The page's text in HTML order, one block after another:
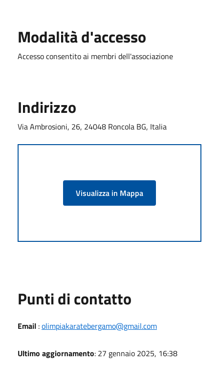
Modalità d'accesso
Accesso consentito ai membri dell'associazione
Indirizzo
Via Ambrosioni, 26, 24048 Roncola BG, Italia
Visualizza in Mappa
Punti di contatto
Email :olimpiakaratebergamo@gmail.com
Ultimo aggiornamento: 27 gennaio 2025, 16:38